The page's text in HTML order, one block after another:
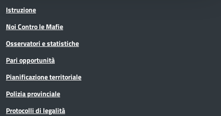
Istruzione
Noi Contro le Mafie
Osservatori e statistiche
Pari opportunità
Pianificazione territoriale
Polizia provinciale
Protocolli di legalità